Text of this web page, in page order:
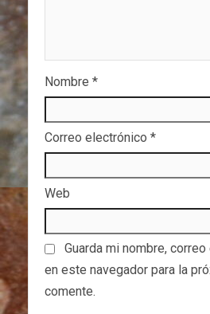
Nombre *
Correo electrónico *
Web
Guarda mi nombre,
en este navegador para la
comente.